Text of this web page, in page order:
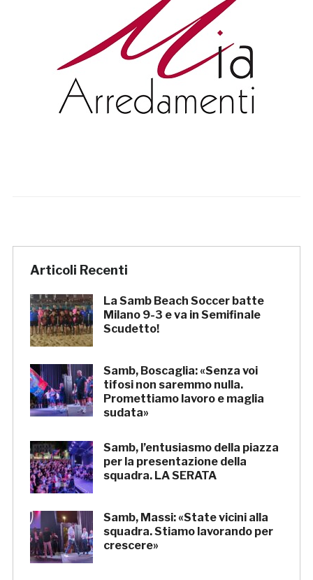
Articoli Recenti
La Samb Beach Soccer batte
Milano 9-3 e va in Semifinale
Scudetto!
Samb, Boscaglia: «Senza voi
tifosi non saremmo nulla.
Promettiamo lavoro e maglia
sudata»
Samb, l’entusiasmo della piazza
per la presentazione della
squadra. LA SERATA
Samb, Massi: «State vicini alla
squadra. Stiamo lavorando per
crescere»